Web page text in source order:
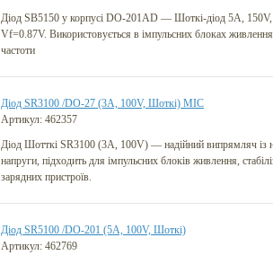
Діод SB5150 у корпусі DO-201AD — Шоткі-діод 5A, 150V,
Vf=0.87V. Використовується в імпульсних блоках живлення
частоти
Діод SR3100 /DO-27 (3A, 100V, Шоткі) MIC
Артикул: 462357
Діод Шотткі SR3100 (3A, 100V) — надійний випрямляч із
напруги, підходить для імпульсних блоків живлення,
зарядних пристроїв.
Діод SR5100 /DO-201 (5A, 100V, Шоткі)
Артикул: 462769